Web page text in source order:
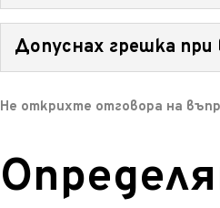
случаи може да не намерите
Допуснах грешка
всички данни, включително
Не открихте отговора на